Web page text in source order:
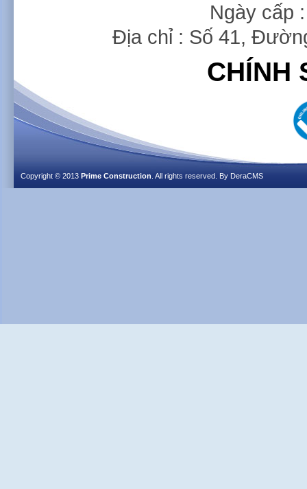
Ngày cấp
Địa chỉ : Số 41,
CHÍNH
Copyright © 2013 Prime Construction. All rights reserved. By DeraCMS